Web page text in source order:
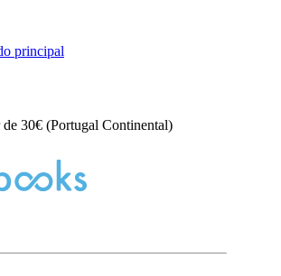
principal
30€ (Portugal Continental)